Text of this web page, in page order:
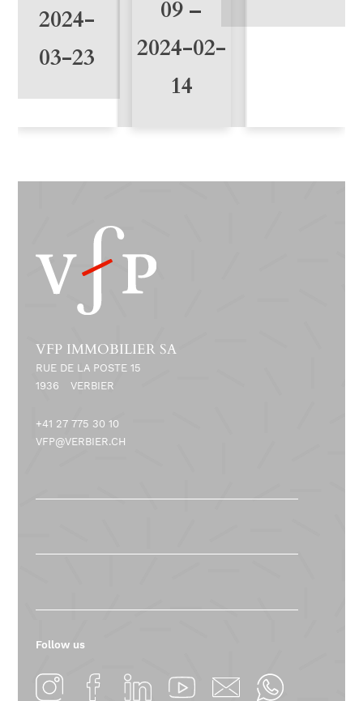
2024-
03-23
09 –
2024-02-
14
VFP IMMOBILIER SA
RUE DE LA POSTE 15
1936
VERBIER
+41 27 775 30 10
VFP@VERBIER.CH
Follow us